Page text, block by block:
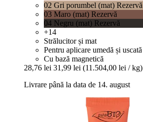
02 Gri porumbel (mat) Rezervă
03 Maro (mat) Rezervă
04 Negru (mat) Rezervă
+14
Strălucitor și mat
Pentru aplicare umedă și uscată
Cu bază magnetică
28,76 lei 31,99 lei (11.504,00 lei / kg)
Livrare până la data de 14. august